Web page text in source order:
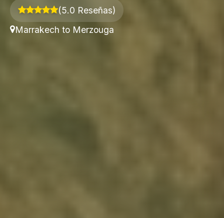
(5.0 Reseñas)
Marrakech to Merzouga